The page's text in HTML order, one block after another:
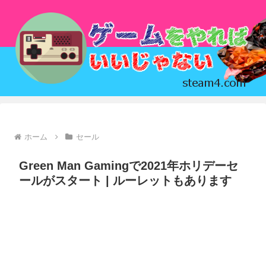
ホーム セール
Green Man Gamingで2021年ホリデーセ
ールがスタート | ルーレットもあります